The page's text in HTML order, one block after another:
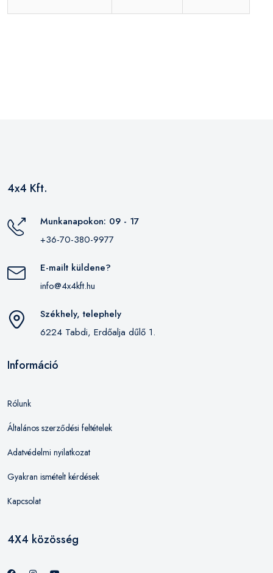
4x4 Kft.
Munkanapokon: 09 - 17
+36-70-380-9977
E-mailt küldene?
info@4x4kft.hu
Székhely, telephely
6224 Tabdi, Erdőalja dűlő 1.
Információ
Rólunk
Általános szerződési feltételek
Adatvédelmi nyilatkozat
Gyakran ismételt kérdések
Kapcsolat
4X4 közösség